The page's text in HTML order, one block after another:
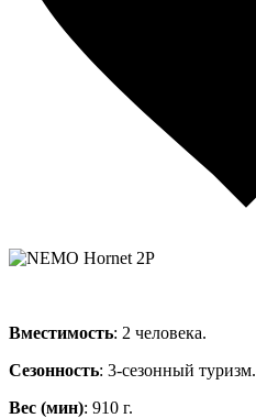
Вместимость: 2 человека.
Сезонность: 3-сезонный туризм.
Вес (мин): 910 г.